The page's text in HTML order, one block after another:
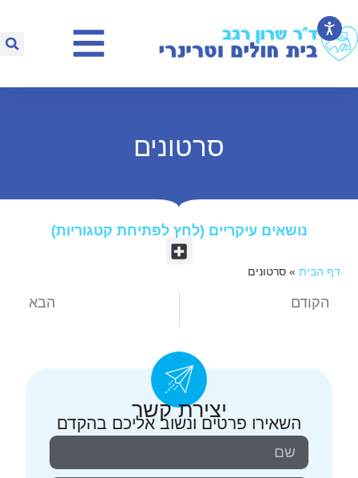
סרטונים
יצירת קשר
השאירו פרטים ונשוב אליכם בהקדם
נושאים עיקריים (לחץ לפתיחת קטגוריות)​
דף הבית »סרטונים
הקודם הבא